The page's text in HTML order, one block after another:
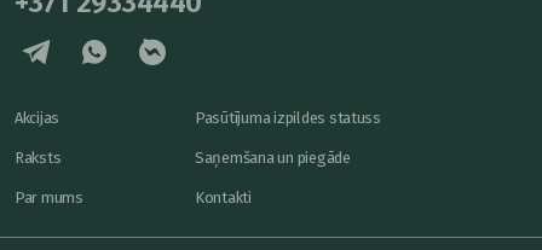
Akcijas
Raksts
Par mums
Pasūtījuma izpildes statuss
Saņemšana un piegāde
Kontakti